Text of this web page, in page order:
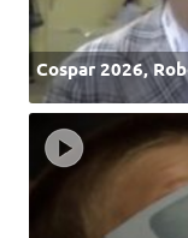
Cospar 2026,